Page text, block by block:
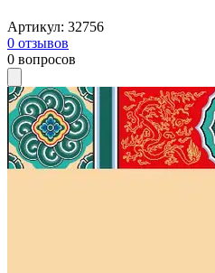
Артикул: 32756
0 отзывов
0 вопросов